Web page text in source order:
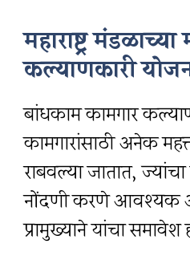
महाराष्ट्र मंडळाच्या
कल्याणकारी
बांधकाम कामगार
कामगारांसाठी अनेक
राबवल्या जातात,
नोंदणी करणे आवश्यक
प्रामुख्याने यांचा समावेश